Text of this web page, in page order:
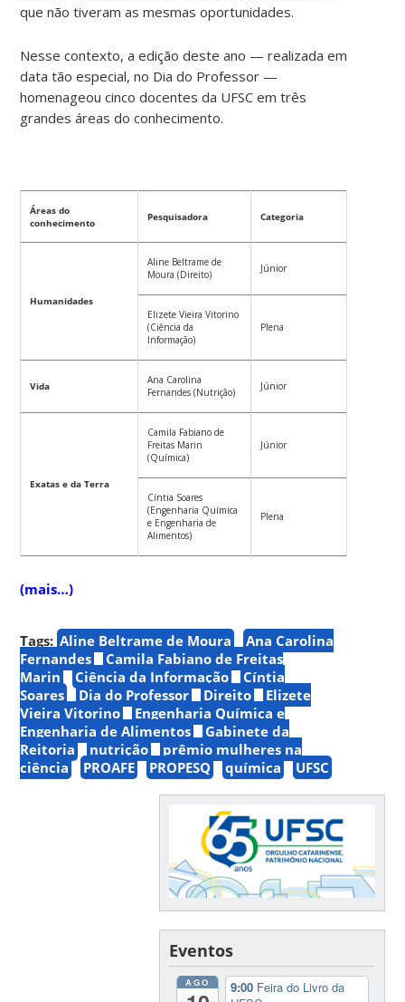
que não tiveram as mesmas oportunidades.
Nesse contexto, a edição deste ano — realizada em
data tão especial, no Dia do Professor —
homenageou cinco docentes da UFSC em três
grandes áreas do conhecimento.
Áreas do
conhecimento
Pesquisadora Categoria
Humanidades
Aline Beltrame de
Moura (Direito)
Júnior
Elizete Vieira Vitorino
(Ciência da
Informação)
Plena
Vida
Ana Carolina
Fernandes (Nutrição)
Júnior
Exatas e da Terra
Camila Fabiano de
Freitas Marin
(Química)
Júnior
Cíntia Soares
(Engenharia Química
e Engenharia de
Alimentos)
Plena
(mais…)
Tags: Aline Beltrame de Moura
Ana Carolina
Fernandes
Camila Fabiano de Freitas
Marin
Ciência da Informação
Cíntia
Soares
Dia do Professor Direito
Elizete
Vieira Vitorino
Engenharia Química e
Engenharia de Alimentos
Gabinete da
Reitoria
nutrição
prêmio mulheres na
ciência
PROAFE PROPESQ química UFSC
Eventos
AGO 9:00 Feira do Livro da